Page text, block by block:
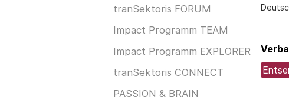
tranSektoris FORUM
Impact Programm TEAM
Impact Programm EXPLORER
tranSektoris CONNECT
PASSION & BRAIN